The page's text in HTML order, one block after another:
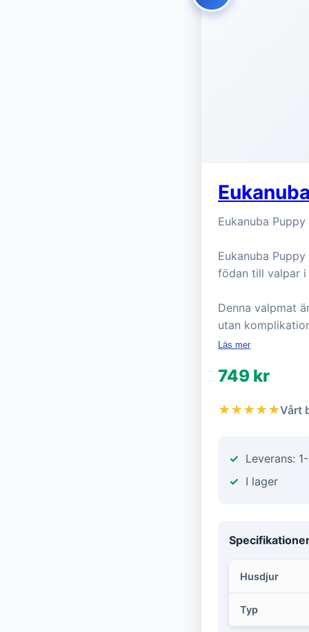
Eukanuba
Eukanuba
födan till valpar
Denna valpmat
utan
Läs mer
749 kr
★★★★★Vårt
Leverans:
I lager
Husdjur
Typ